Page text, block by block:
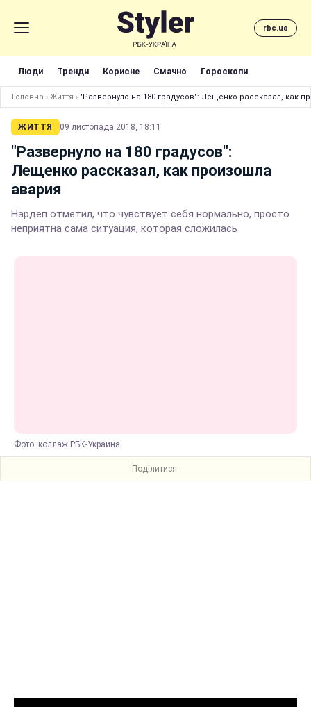
rbc.ua
Люди Тренди Корисне Смачно Гороскопи
Головна › Життя › "Развернуло на 180 градусов": Лещенко рассказал, как
ЖИТТЯ 09 листопада 2018, 18:11
"Развернуло на 180 градусов":
Лещенко рассказал, как произошла
авария
Нардеп отметил, что чувствует себя нормально, просто
неприятна сама ситуация, которая сложилась
Фото: коллаж РБК-Украина
Поділитися: